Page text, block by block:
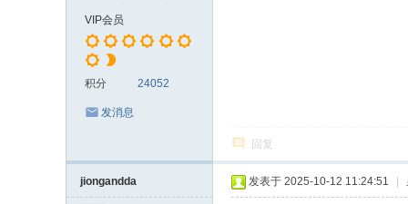
VIP会员
积分 24052
发消息
回复
jiongandda 发表于 2025-10-12 11:24:51